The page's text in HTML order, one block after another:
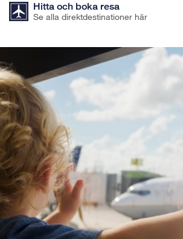
Hitta och boka resa
Se alla direktdestinationer här